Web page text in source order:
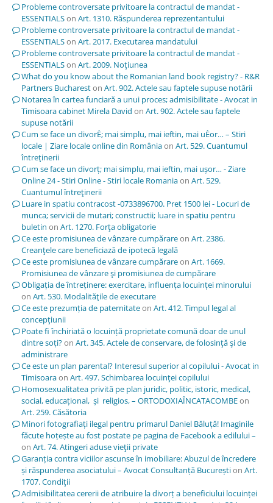
Probleme controversate privitoare la contractul de mandat -
ESSENTIALSon Art. 1310. Răspunderea reprezentantului
Probleme controversate privitoare la contractul de mandat -
ESSENTIALSon Art. 2017. Executarea mandatului
Probleme controversate privitoare la contractul de mandat -
ESSENTIALSon Art. 2009. Noţiunea
What do you know about the Romanian land book registry? - R&R
Partners Buchareston Art. 902. Actele sau faptele supuse notării
Notarea în cartea funciară a unui proces; admisibilitate - Avocat in
Timisoara cabinet Mirela David on Art. 902. Actele sau faptele
supuse notării
Cum se face un divorÈ; mai simplu, mai ieftin, mai uÈor… – Stiri
locale | Ziare locale online din Româniaon Art. 529. Cuantumul
întreţinerii
Cum se face un divorț; mai simplu, mai ieftin, mai ușor… - Ziare
Online 24 - Stiri Online - Stiri locale Romaniaon Art. 529.
Cuantumul întreţinerii
Luare in spatiu contracost -0733896700. Pret 1500 lei - Locuri de
munca; servicii de mutari; constructii; luare in spatiu pentru
buletin on Art. 1270. Forţa obligatorie
Ce este promisiunea de vânzare cumpărareon Art. 2386.
Creanţele care beneficiază de ipotecă legală
Ce este promisiunea de vânzare cumpărareon Art. 1669.
Promisiunea de vânzare şi promisiunea de cumpărare
Obligația de întreținere: exercitare, influența locuinței minorului
on Art. 530. Modalităţile de executare
Ce este prezumția de paternitateon Art. 412. Timpul legal al
concepţiunii
Poate fi închiriată o locuință proprietate comună doar de unul
dintre soți?on Art. 345. Actele de conservare, de folosinţă şi de
administrare
Ce este un plan parental? Interesul superior al copilului - Avocat in
Timisoaraon Art. 497. Schimbarea locuinţei copilului
Homosexualitatea privită pe plan juridic, politic, istoric, medical,
social, educațional, și religios, – ORTODOXIAÎNCATACOMBEon
Art. 259. Căsătoria
Minori fotografiați ilegal pentru primarul Daniel Băluță! Imaginile
făcute hoțește au fost postate pe pagina de Facebook a edilului –
on Art. 74. Atingeri aduse vieţii private
Garanția contra viciilor ascunse în imobiliare: Abuzul de încredere
și răspunderea asociatului – Avocat Consultanță Bucureștion Art.
1707. Condiţii
Admisibilitatea cererii de atribuire la divorț a beneficiului locuinței